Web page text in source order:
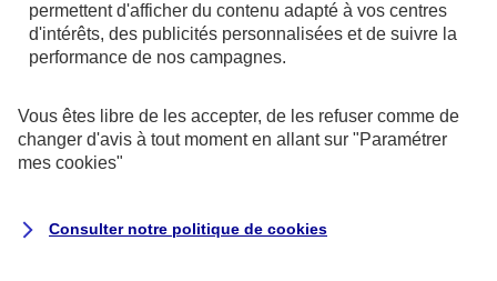
AXA Assistance France Assurances,
S.A au capital de 51 429 430,40 €,
Siège social :
8-10, rue Paul Vaillant Couturier
permettent d'afficher du contenu adapté à vos centres
d'intérêts, des publicités personnalisées et de suivre la
performance de nos campagnes.
Vous êtes libre de les accepter, de les refuser comme de
changer d'avis à tout moment en allant sur "Paramétrer
mes cookies"
Consulter notre politique de cookies